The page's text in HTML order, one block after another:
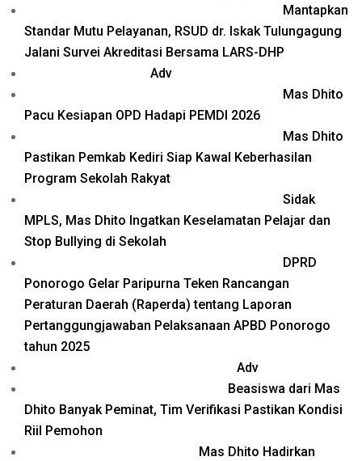
26571
Mantapkan
Standar Mutu Pelayanan, RSUD dr. Iskak Tulungagung
Jalani Survei Akreditasi Bersama LARS-DHP
Adv
Mas Dhito
Pacu Kesiapan OPD Hadapi PEMDI 2026
Mas Dhito
Pastikan Pemkab Kediri Siap Kawal Keberhasilan
Program Sekolah Rakyat
Sidak
MPLS, Mas Dhito Ingatkan Keselamatan Pelajar dan
Stop Bullying di Sekolah
DPRD
Ponorogo Gelar Paripurna Teken Rancangan
Peraturan Daerah (Raperda) tentang Laporan
Pertanggungjawaban Pelaksanaan APBD Ponorogo
tahun 2025
Adv
Beasiswa dari Mas
Dhito Banyak Peminat, Tim Verifikasi Pastikan Kondisi
Riil Pemohon
Mas Dhito Hadirkan